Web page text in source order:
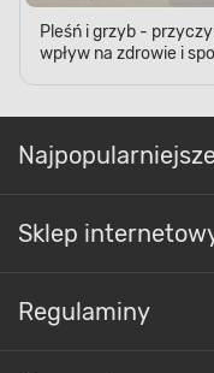
Pleśń i grzyb -
wpływ na zdrowie i
Sklep
Regulaminy